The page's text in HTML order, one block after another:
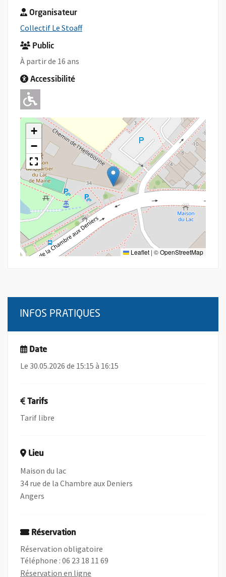
Organisateur
Collectif Le Stoaff, Ouvre une nouvelle fenêtre
Public
À partir de 16 ans
Accessibilité
Adapté pour l'handicap Moteur
+
−
Leaflet | ©OpenStreetMap
INFOS PRATIQUES
Date
Le 30.05.2026 de 15:15 à 16:15
Tarifs
Tarif libre
Lieu
Maison du lac
34 rue de la Chambre aux Deniers
Angers
Réservation
Réservation obligatoire
Téléphone : 06 23 18 11 69
Réservation en ligne